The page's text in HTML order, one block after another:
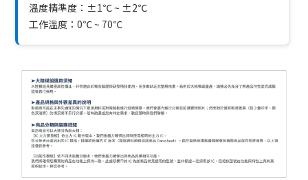
溫度精準度：±1℃ ~ ±2℃
工作溫度：0℃ ~ 70℃